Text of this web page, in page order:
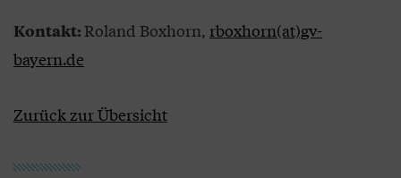
Kontakt:Roland Boxhorn, rboxhorn(at)gv-
bayern.de
Zurück zur Übersicht